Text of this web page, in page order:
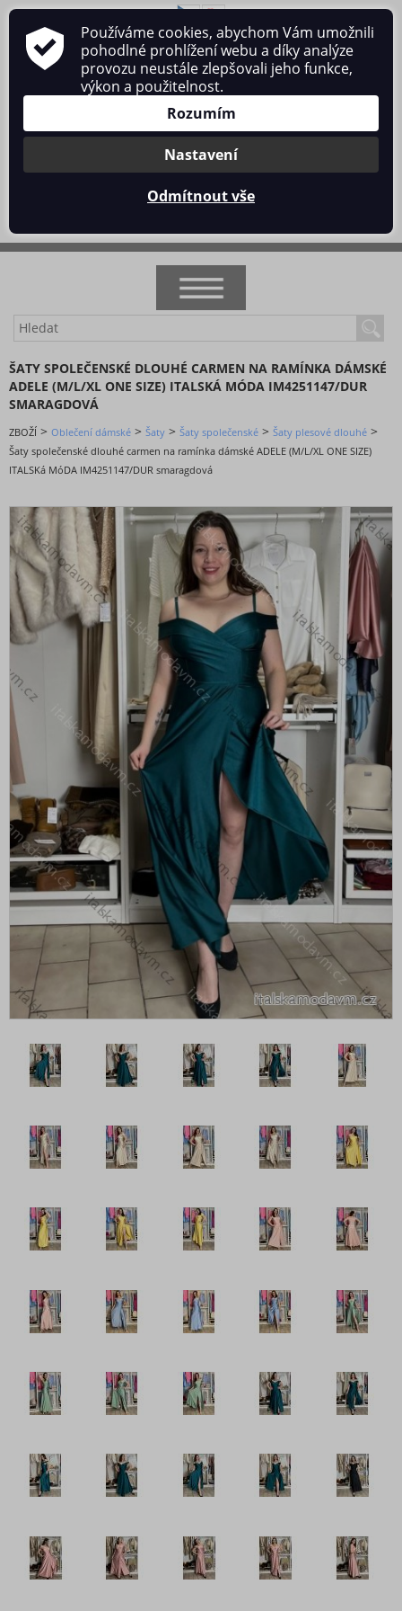
O nás Obchodní podmínky
Ochrana osobních údajů
Kontakt
Přihlásit se/Registrace
NOVINKY
AKCE
DOPORUČENÉ
BESTSELLERY
BLACK FRIDAY slevy až -80%
Oblečení dámské
Bundy, kabáty,vesty a saka
Kalhoty a džíny
Košile a halenky
Kraťasy a šortky
Mikiny a cardigany
Noční prádlo
Soupravy a overaly
Spodní a punčochové prádlo
Sukně
Svetry a cardigany
Šaty bez rukávu
Šaty boho
Šaty carmen přes prsa
Šaty dlouhé maxi
Šaty do kanceláře
Šaty elegantní
Šaty extravagantní
Šaty flitrové
Šaty košilové
Šaty koženkové
Šaty krátké - minišaty
Šaty maxi dlouhé
Šaty na ramínkách
Šaty nadrozměrné XXL+ pro Boubelky
Šaty plátěné
Šaty pletené a úpletové
Šaty romantické
Šaty sametové
Šaty šifonové
Šaty Silvestrovské
Šaty plesové krátké
Šaty plesové dlouhé
Šaty pro družičky
Šaty svatební
Šaty sportovní
ŠATY SPOLEČENSKÉ DLOUHÉ CARMEN NA RAMÍNKA DÁMSKÉ
ADELE (M/L/XL ONE SIZE) ITALSKÁ MÓDA IM4251147/DUR
SMARAGDOVÁ
ZBOŽÍ > Oblečení dámské > Šaty > Šaty společenské > Šaty plesové dlouhé >
Šaty společenské dlouhé carmen na ramínka dámské ADELE (M/L/XL ONE SIZE)
ITALSKá MóDA IM4251147/DUR smaragdová
Používáme cookies, abychom Vám umožnili
pohodlné prohlížení webu a díky analýze
provozu neustále zlepšovali jeho funkce,
výkon a použitelnost.
Rozumím
Nastavení
Odmítnout vše